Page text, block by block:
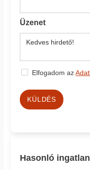
Üzenet
Elfogadom az
KÜLDÉS
Hasonló